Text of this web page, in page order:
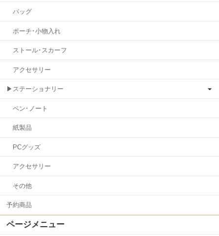
バッグ
ポーチ･小物入れ
ストール･スカーフ
アクセサリー
▶ステーショナリー
ペン･ノート
紙製品
PCグッズ
アクセサリー
その他
予約商品
ページメニュー